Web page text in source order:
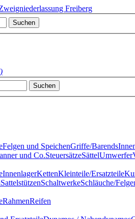
Felgen und SpeichenGriffe/Barends
und Co.SteuersätzeSättelUmwerfer
InnenlagerKettenKleinteile/Ersatzteile
SattelstützenSchaltwerkeSchläuche/
RahmenReifen